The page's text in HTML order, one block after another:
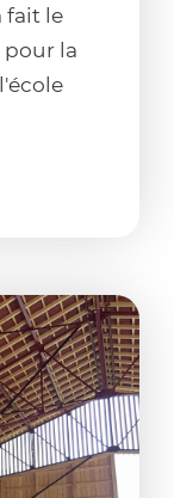
fait le
pour la